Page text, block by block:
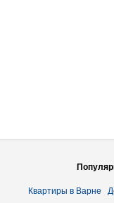
Квартиры в Варне